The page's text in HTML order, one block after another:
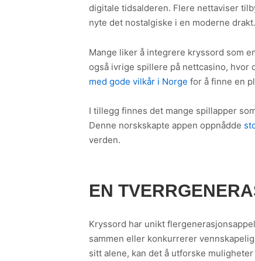
digitale tidsalderen. Flere nettaviser
nyte det nostalgiske i en moderne drakt.
Mange liker å integrere kryssord som
også ivrige spillere på nettcasino, hvor
med gode vilkår i Norge for å finne en
I tillegg finnes det mange spillapper
Denne norskskapte appen oppnådde
verden.
EN
Kryssord har unikt
sammen eller konkurrerer
sitt alene, kan det å utforske